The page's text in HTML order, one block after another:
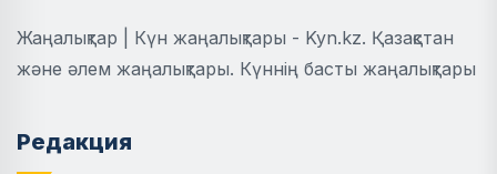
Жаңалықтар | Күн жаңалықтары - Kyn.kz. Қазақстан
және әлем жаңалықтары. Күннің басты жаңалықтары
Редакция